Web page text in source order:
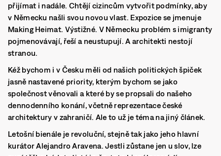
přijímat i nadále. Chtějí cizincům vytvořit podmínky, aby
v Německu našli svou novou vlast. Expozice se jmenuje
Making Heimat. Výstižné. V Německu problém s imigranty
pojmenovávají, řeší a neustupují. A architekti nestojí
stranou.
Kéž bychom i v Česku měli od našich politických špiček
jasně nastavené priority, kterým bychom se jako
společnost věnovali a které by se propsali do našeho
dennodenního konání, včetně reprezentace české
architektury v zahraničí. Ale to už je téma na jiný článek.
Letošní bienále je revoluční, stejně tak jako jeho hlavní
kurátor Alejandro Aravena. Jestli zůstane jen u slov, lze